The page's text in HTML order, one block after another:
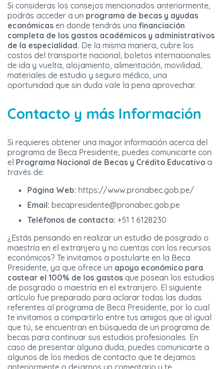
Si consideras los consejos mencionados anteriormente,
podrás acceder a un programa de becas y ayudas
económicas en donde tendrás una financiación
completa de los gastos académicos y administrativos
de la especialidad. De la misma manera, cubre los
costos del transporte nacional, boletos internacionales
de ida y vuelta, alojamiento, alimentación, movilidad,
materiales de estudio y seguro médico, una
oportunidad que sin duda vale la pena aprovechar.
Contacto y más Información
Si requieres obtener una mayor información acerca del
programa de Beca Presidente, puedes comunicarte con
el Programa Nacional de Becas y Crédito Educativo a
través de:
Página Web: https://www.pronabec.gob.pe/
Email: becapresidente@pronabec.gob.pe
Teléfonos de contacto: +51 1 6128230
¿Estás pensando en realizar un estudio de posgrado o
maestría en el extranjero y no cuentas con los recursos
económicos? Te invitamos a postularte en la Beca
Presidente, ya que ofrece un apoyo económico para
costear el 100% de los gastos que posean los estudios
de posgrado o maestría en el extranjero. El siguiente
artículo fue preparado para aclarar todas las dudas
referentes al programa de Beca Presidente, por lo cual
te invitamos a compartirlo entre tus amigos que al igual
que tú, se encuentran en búsqueda de un programa de
becas para continuar sus estudios profesionales. En
caso de presentar alguna duda, puedes comunicarte a
algunos de los medios de contacto que te dejamos